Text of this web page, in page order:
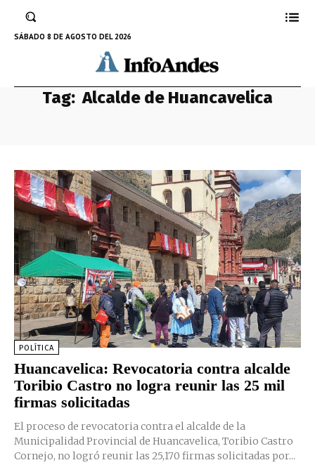
SÁBADO 8 DE AGOSTO DEL 2026
Tag: Alcalde de Huancavelica
POLÍTICA
Huancavelica: Revocatoria contra alcalde
Toribio Castro no logra reunir las 25 mil
firmas solicitadas
El proceso de revocatoria contra el alcalde de la
Municipalidad Provincial de Huancavelica, Toribio Castro
Cornejo, no logró reunir las 25,170 firmas solicitadas por...